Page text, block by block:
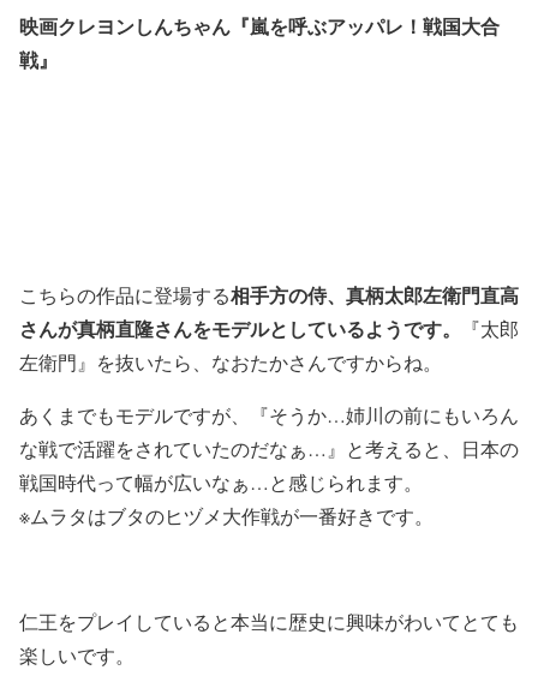
映画クレヨンしんちゃん『嵐を呼ぶアッパレ！戦国大合
戦』
こちらの作品に登場する相手方の侍、真柄太郎左衛門直高
さんが真柄直隆さんをモデルとしているようです。
『太郎
左衛門』を抜いたら、なおたかさんですからね。
あくまでもモデルですが、『そうか…姉川の前にもいろん
な戦で活躍をされていたのだなぁ…』と考えると、日本の
戦国時代って幅が広いなぁ…と感じられます。
※ムラタはブタのヒヅメ大作戦が一番好きです。
仁王をプレイしていると本当に歴史に興味がわいてとても
楽しいです。